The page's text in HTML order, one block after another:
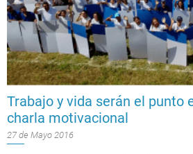
Trabajo y vida serán el punto
charla motivacional
27 de Mayo 2016